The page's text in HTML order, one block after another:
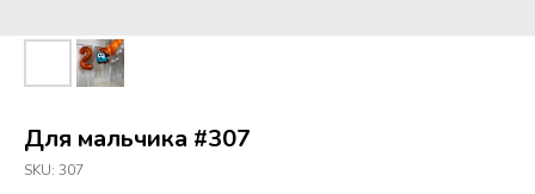
Для мальчика #307
SKU: 307